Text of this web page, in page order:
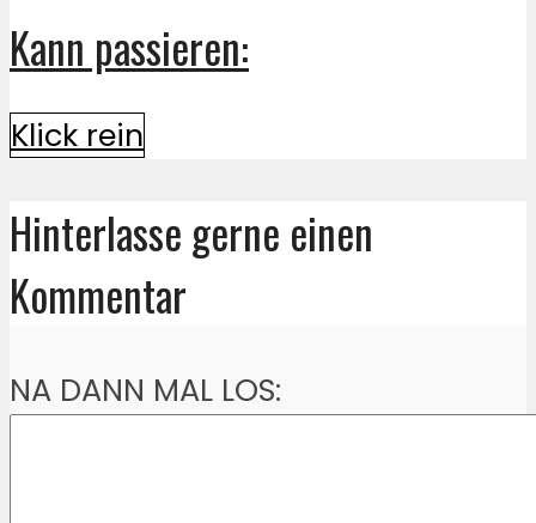
Kann passieren:
Klick rein
Hinterlasse gerne einen
Kommentar
NA DANN MAL LOS: